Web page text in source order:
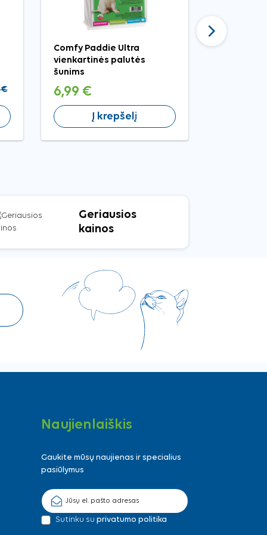
€
Comfy Paddie Ultra
vienkartinės palutės
šunims
6,99 €
Į krepšelį
Geriausios
kainos
Naujienlaiškis
Gaukite mūsų naujienas ir specialius
pasiūlymus
Sutinku su privatumo politika